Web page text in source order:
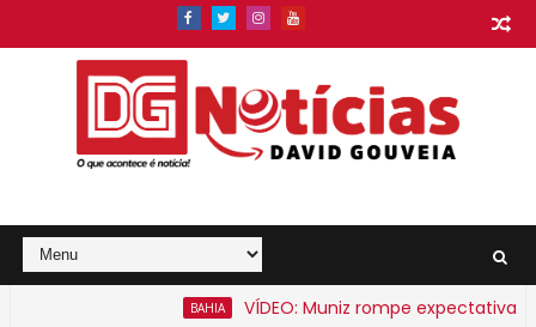
VÍDEO: Muniz rompe expectativa e